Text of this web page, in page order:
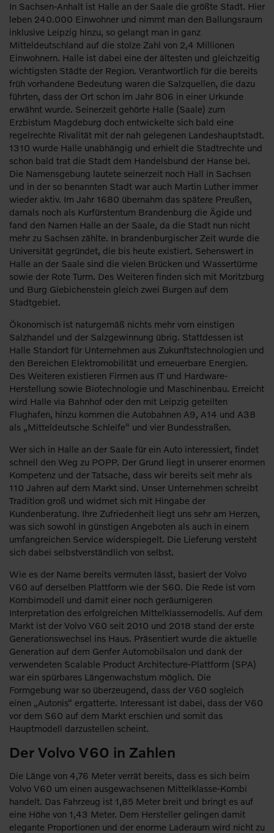
In Sachsen-Anhalt ist Halle an der Saale die größte Stadt. Hier
leben 240.000 Einwohner und nimmt man den Ballungsraum
inklusive Leipzig hinzu, so gelangt man in ganz
Mitteldeutschland auf die stolze Zahl von 2,4 Millionen
Einwohnern. Halle ist dabei eine der ältesten und gleichzeitig
wichtigsten Städte der Region. Verantwortlich für die bereits
früh vorhandene Bedeutung waren die Salzquellen, die dazu
führten, dass der Ort schon im Jahr 806 in einer Urkunde
erwähnt wurde. Seinerzeit gehörte Halle (Saale) zum
Erzbistum Magdeburg doch entwickelte sich bald eine
regelrechte Rivalität mit der nah gelegenen Landeshauptstadt.
1310 wurde Halle unabhängig und erhielt die Stadtrechte und
schon bald trat die Stadt dem Handelsbund der Hanse bei.
Die Namensgebung lautete seinerzeit noch Hall in Sachsen
und in der so benannten Stadt war auch Martin Luther immer
wieder aktiv. Im Jahr 1680 übernahm das spätere Preußen,
damals noch als Kurfürstentum Brandenburg die Ägide und
fand den Namen Halle an der Saale, da die Stadt nun nicht
mehr zu Sachsen zählte. In brandenburgischer Zeit wurde die
Universität gegründet, die bis heute existiert. Sehenswert in
Halle an der Saale sind die vielen Brücken und Wassertürme
sowie der Rote Turm. Des Weiteren finden sich mit Moritzburg
und Burg Giebichenstein gleich zwei Burgen auf dem
Stadtgebiet.
Ökonomisch ist naturgemäß nichts mehr vom einstigen
Salzhandel und der Salzgewinnung übrig. Stattdessen ist
Halle Standort für Unternehmen aus Zukunftstechnologien und
den Bereichen Elektromobilität und erneuerbare Energien.
Des Weiteren existieren Firmen aus IT und Hardware-
Herstellung sowie Biotechnologie und Maschinenbau. Erreicht
wird Halle via Bahnhof oder den mit Leipzig geteilten
Flughafen, hinzu kommen die Autobahnen A9, A14 und A38
als „Mitteldeutsche Schleife“ und vier Bundesstraßen.
Wer sich in Halle an der Saale für ein Auto interessiert, findet
schnell den Weg zu POPP. Der Grund liegt in unserer enormen
Kompetenz und der Tatsache, dass wir bereits seit mehr als
110 Jahren auf dem Markt sind. Unser Unternehmen schreibt
Tradition groß und widmet sich mit Hingabe der
Kundenberatung. Ihre Zufriedenheit liegt uns sehr am Herzen,
was sich sowohl in günstigen Angeboten als auch in einem
umfangreichen Service widerspiegelt. Die Lieferung versteht
sich dabei selbstverständlich von selbst.
Wie es der Name bereits vermuten lässt, basiert der Volvo
V60 auf derselben Plattform wie der S60. Die Rede ist vom
Kombimodell und damit einer noch geräumigeren
Interpretation des erfolgreichen Mittelklassemodells. Auf dem
Markt ist der Volvo V60 seit 2010 und 2018 stand der erste
Generationswechsel ins Haus. Präsentiert wurde die aktuelle
Generation auf dem Genfer Automobilsalon und dank der
verwendeten Scalable Product Architecture-Plattform (SPA)
war ein spürbares Längenwachstum möglich. Die
Formgebung war so überzeugend, dass der V60 sogleich
einen „Autonis“ ergatterte. Interessant ist dabei, dass der V60
vor dem S60 auf dem Markt erschien und somit das
Hauptmodell darzustellen scheint.
Der Volvo V60 in Zahlen
Die Länge von 4,76 Meter verrät bereits, dass es sich beim
Volvo V60 um einen ausgewachsenen Mittelklasse-Kombi
handelt. Das Fahrzeug ist 1,85 Meter breit und bringt es auf
eine Höhe von 1,43 Meter. Dem Hersteller gelingen damit
elegante Proportionen und der enorme Laderaum wird nicht zu